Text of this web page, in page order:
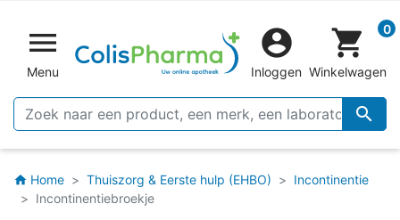

Menu


Inloggen
shopping_cart 0
Winkelwagen
home Home Thuiszorg & Eerste hulp (EHBO)
Incontinentie
Incontinentiebroekje